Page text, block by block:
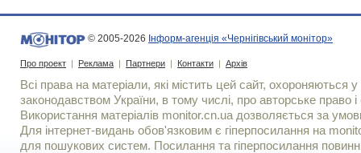
© 2005-2026 Інформ-агенція «Чернігівський монітор»
Про проект | Реклама | Партнери | Контакти | Архів
Всі права на матеріали, які містить цей сайт, охороняються у
законодавством України, в тому числі, про авторське право і
Використання матерiалiв monitor.cn.ua дозволяється за
Для iнтернет-видань обов'язковим є гiперпосилання на
для пошукових систем. Посилання та гіперпосилання